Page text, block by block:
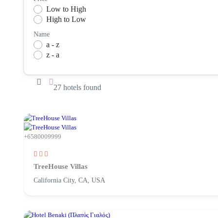
Standard
Trendy
Low to High
High to Low
Name
a - z
z - a
27 hotels found
+6580009999
TreeHouse Villas
California City, CA, USA